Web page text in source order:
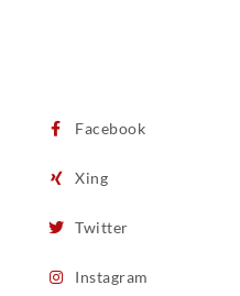
Facebook
Xing
Twitter
Instagram